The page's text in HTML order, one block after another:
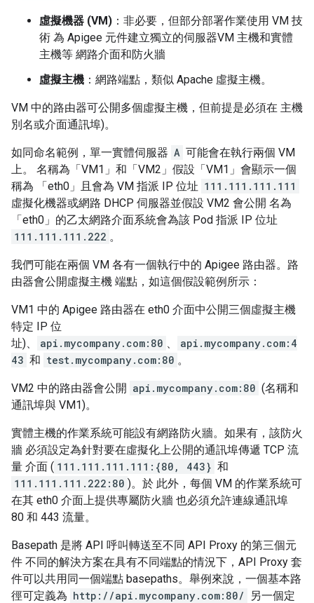
虛擬機器 (VM) ：非必要，但部分部署作業使用 VM 技
術 為 Apigee 元件建立獨立的伺服器VM 主機和實體
主機等 網路介面和防火牆
虛擬主機 ：網路端點，類似 Apache 虛擬主機。
VM 中的路由器可公開多個虛擬主機，但前提是必須在 主機
別名或介面通訊埠)。
如同命名範例，單一實體伺服器 A 可能會在執行兩個 VM
上。 名稱為「VM1」和「VM2」假設「VM1」會顯示一個
稱為 「eth0」且會為 VM 指派 IP 位址 111.111.111.111
虛擬化機器或網路 DHCP 伺服器並假設 VM2 會公開 名為
「eth0」的乙太網路介面系統會為該 Pod 指派 IP 位址
111.111.111.222 。
我們可能在兩個 VM 各有一個執行中的 Apigee 路由器。路
由器會公開虛擬主機 端點，如這個假設範例所示：
VM1 中的 Apigee 路由器在 eth0 介面中公開三個虛擬主機
特定 IP 位
址)、
api.mycompany.com:80 、
api.mycompany.com:4
43 和 test.mycompany.com:80 。
VM2 中的路由器會公開 api.mycompany.com:80 (名稱和
通訊埠與 VM1)。
實體主機的作業系統可能設有網路防火牆。如果有，該防火
牆 必須設定為針對要在虛擬化上公開的通訊埠傳遞 TCP 流
量 介面 ( 111.111.111.111:{80, 443} 和
111.111.111.222:80 )。於 此外，每個 VM 的作業系統可
在其 eth0 介面上提供專屬防火牆 也必須允許連線通訊埠
80 和 443 流量。
Basepath 是將 API 呼叫轉送至不同 API Proxy 的第三個元
件 不同的解決方案在具有不同端點的情況下，API Proxy 套
件可以共用同一個端點 basepaths。舉例來說，一個基本路
徑可定義為 http://api.mycompany.com:80/
另一個定